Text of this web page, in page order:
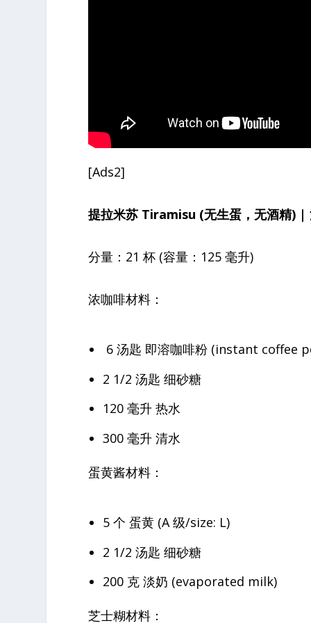
[Ads2]
提拉米苏 Tiramisu (无生蛋，无酒精) |
分量：21 杯 (容量：125 毫升)
浓咖啡材料：
6 汤匙 即溶咖啡粉 (instant coffee
2 1/2 汤匙 细砂糖
120 毫升 热水
300 毫升 清水
蛋黄酱材料：
5 个 蛋黄 (A 级/size: L)
2 1/2 汤匙 细砂糖
200 克 淡奶 (evaporated milk)
芝士糊材料：